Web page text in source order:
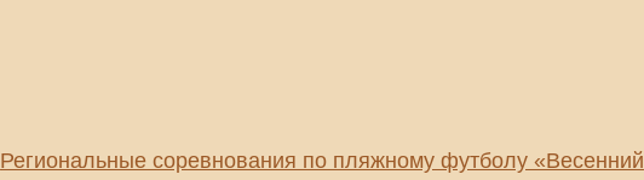
Региональные соревнования по пляжному футболу «Весенний